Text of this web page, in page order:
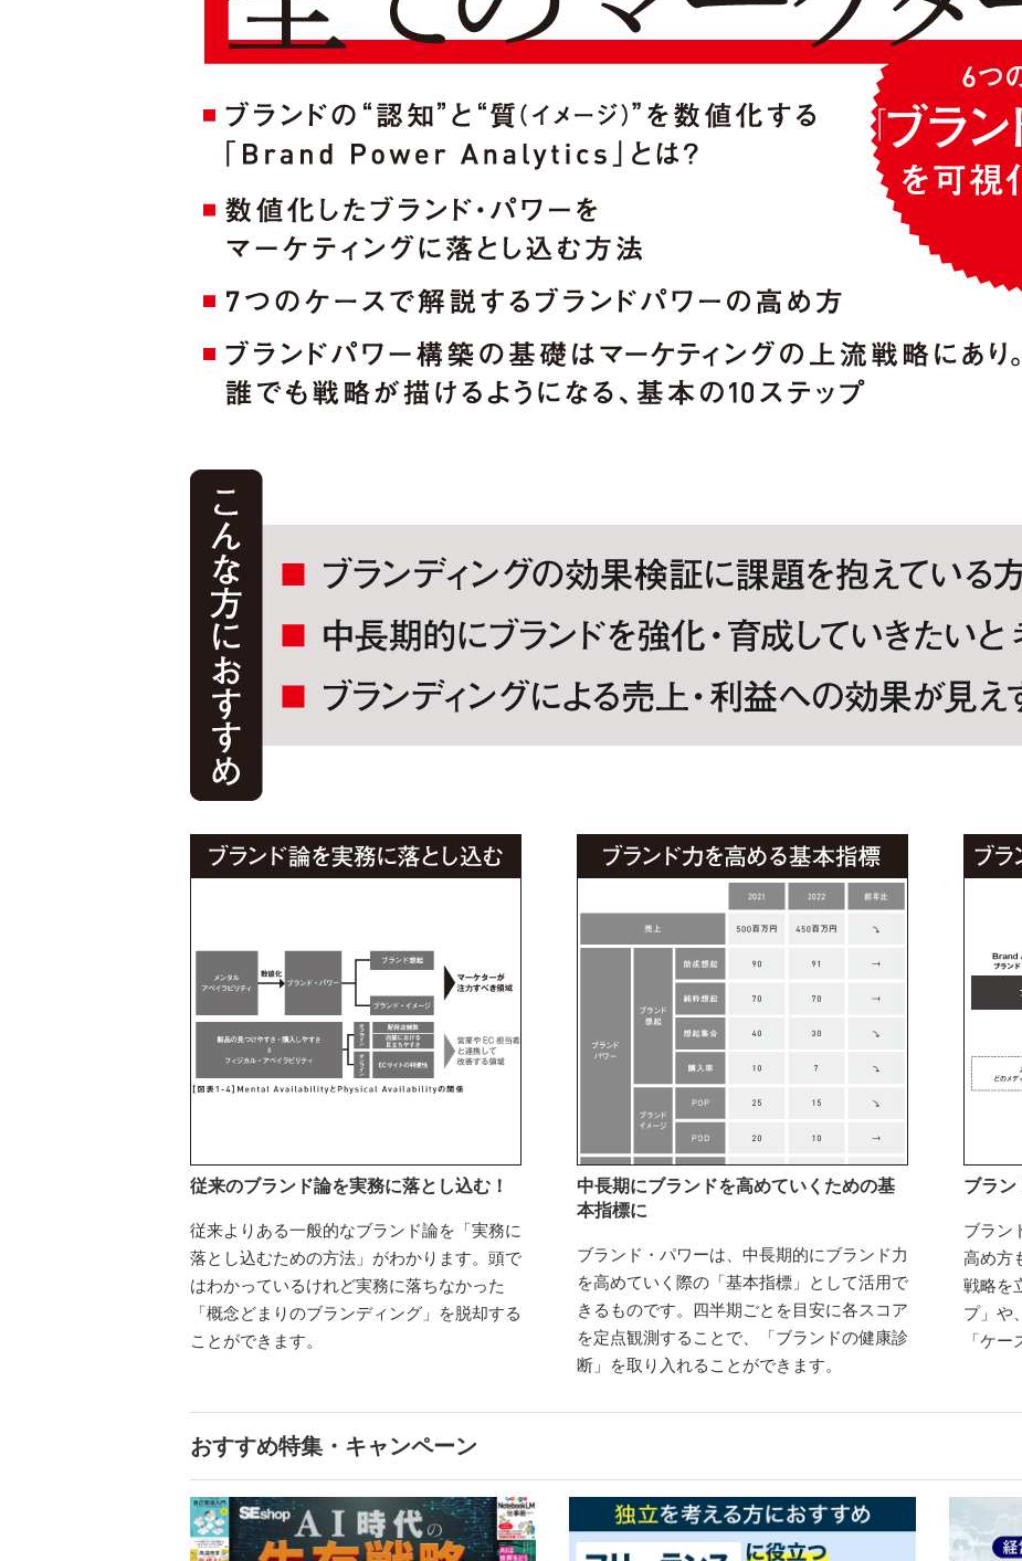
従来のブランド論を実務に落とし込む！
従来よりある一般的なブランド論を「実務に
落とし込むための方法」がわかります。頭で
はわかっているけれど実務に落ちなかった
「概念どまりのブランディング」を脱却する
ことができます。
中長期にブランドを高めていくための基
本指標に
ブランド・パワーは、中長期的にブランド力
を高めていく際の「基本指標」として活用で
きるものです。四半期ごとを目安に各スコア
を定点観測することで、「ブランドの健康診
断」を取り入れることができます。
ブラン
ブラン
高め方
戦略を
プ」や
「ケ
おすすめ特集・キャンペーン